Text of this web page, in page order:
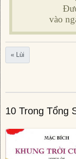
vào
« Lùi
10 Trong Tổng